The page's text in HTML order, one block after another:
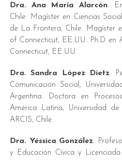
Dra. Ana María Alarcón.
Chile. Magíster en Ciencias
de La Frontera, Chile. Magíster
of Connecticut, EE.UU. Ph.D en
Connecticut, EE.UU.
Dra. Sandra López Dietz.
Comunicación Social,
Argentina. Doctora en
América Latina, Universidad
ARCIS, Chile.
Dra. Yéssica González.
y Educación Cívica y